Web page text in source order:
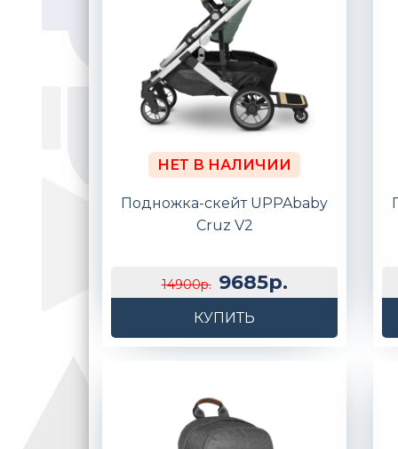
НЕТ В НАЛИЧИИ
Подножка-скейт UPPAbaby
Cruz V2
14900р. 9685р.
КУПИТЬ